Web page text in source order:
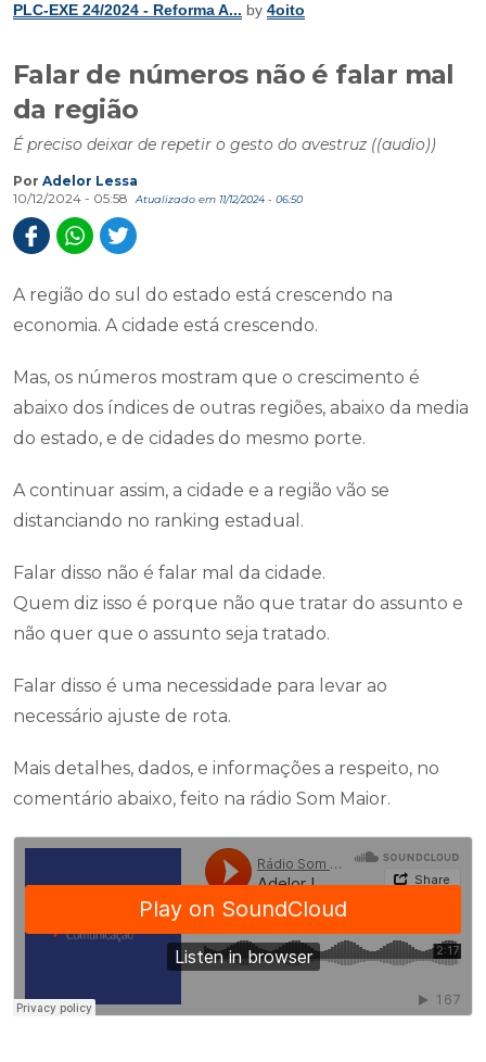
PLC-EXE 24/2024 - Reforma A... by 4oito
Falar de números não é falar mal
da região
É preciso deixar de repetir o gesto do avestruz ((audio))
Por Adelor Lessa
10/12/2024 - 05:58
Atualizado em 11/12/2024 - 06:50
A região do sul do estado está crescendo na
economia. A cidade está crescendo.
Mas, os números mostram que o crescimento é
abaixo dos índices de outras regiões, abaixo da media
do estado, e de cidades do mesmo porte.
A continuar assim, a cidade e a região vão se
distanciando no ranking estadual.
Falar disso não é falar mal da cidade.
Quem diz isso é porque não que tratar do assunto e
não quer que o assunto seja tratado.
Falar disso é uma necessidade para levar ao
necessário ajuste de rota.
Mais detalhes, dados, e informações a respeito, no
comentário abaixo, feito na rádio Som Maior.